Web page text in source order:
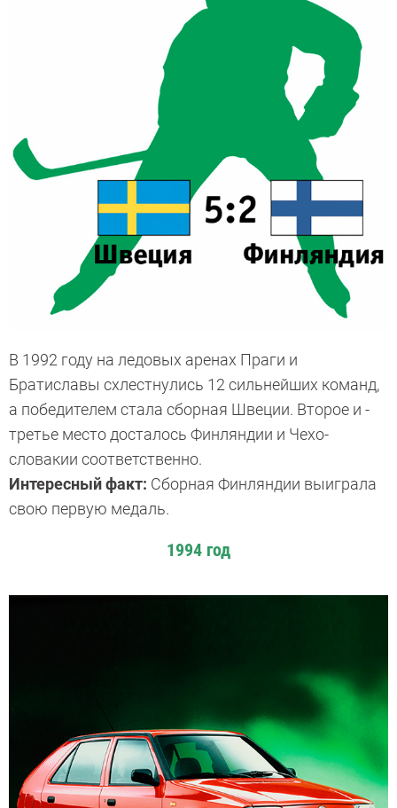
В 1992 году на ледовых аренах ­Праги и
Братиславы схлестнулись 12 сильнейших команд,
а победителем стала сборная Швеции. Второе ­и ­
третье ­место досталось Финляндии и Чехо­
словакии соответственно.
Интересный факт: Сборная Финляндии выиграла
свою первую медаль.
1994 год